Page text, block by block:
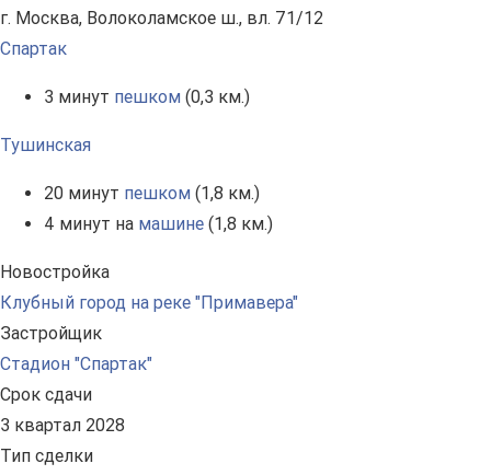
г. Москва, Волоколамское ш., вл. 71/12
Спартак
3 минут пешком (0,3 км.)
Тушинская
20 минут пешком (1,8 км.)
4 минут на машине (1,8 км.)
Новостройка
Клубный город на реке "Примавера"
Застройщик
Стадион "Спартак"
Срок сдачи
3 квартал 2028
Тип сделки